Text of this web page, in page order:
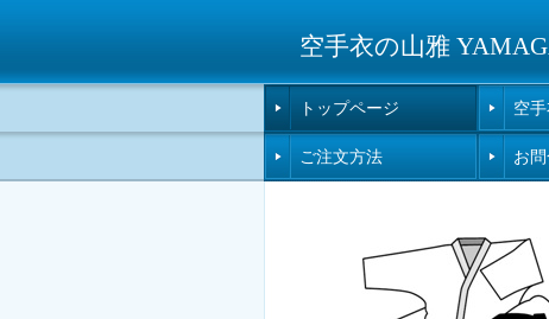
空手衣の山雅
トップページ 空
ご注文方法 お